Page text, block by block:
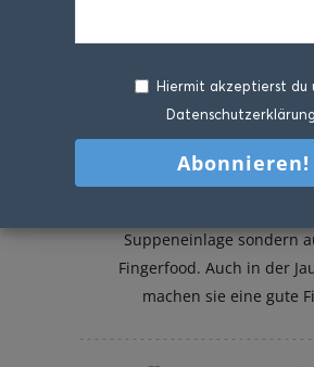
Kürbis Schöberl
Suppeneinlage sondern
Fingerfood. Auch in der
machen sie eine gute
Hiermit akzeptierst du